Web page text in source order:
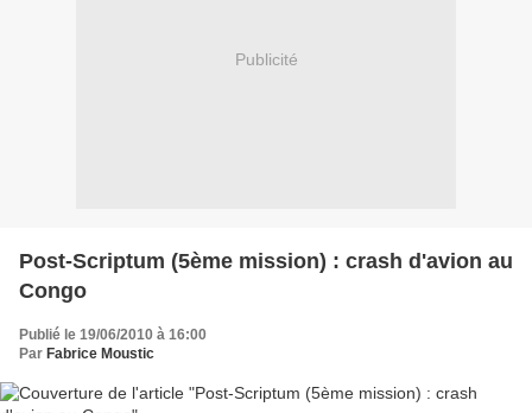
Publicité
Post-Scriptum (5ème mission) : crash d'avion au
Congo
Publié le 19/06/2010 à 16:00
Par Fabrice Moustic